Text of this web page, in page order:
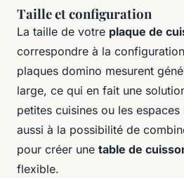
Taille et configuration
La taille de votre plaque de
correspondre à la
plaques domino mesurent
large, ce qui en fait une
petites cuisines ou les
aussi à la possibilité de
pour créer une table de
flexible.